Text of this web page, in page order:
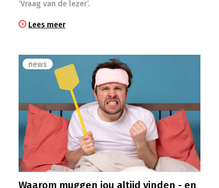
‘Vraag van de lezer’.
Lees meer
news
Waarom muggen jou altijd vinden - en